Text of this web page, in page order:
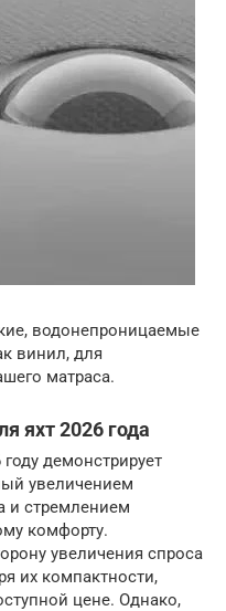
водонепроницаемые
винил, для
матраса.
яхт 2026 года
демонстрирует
увеличением
и стремлением
комфорту.
увеличения спроса
их компактности,
цене. Однако,